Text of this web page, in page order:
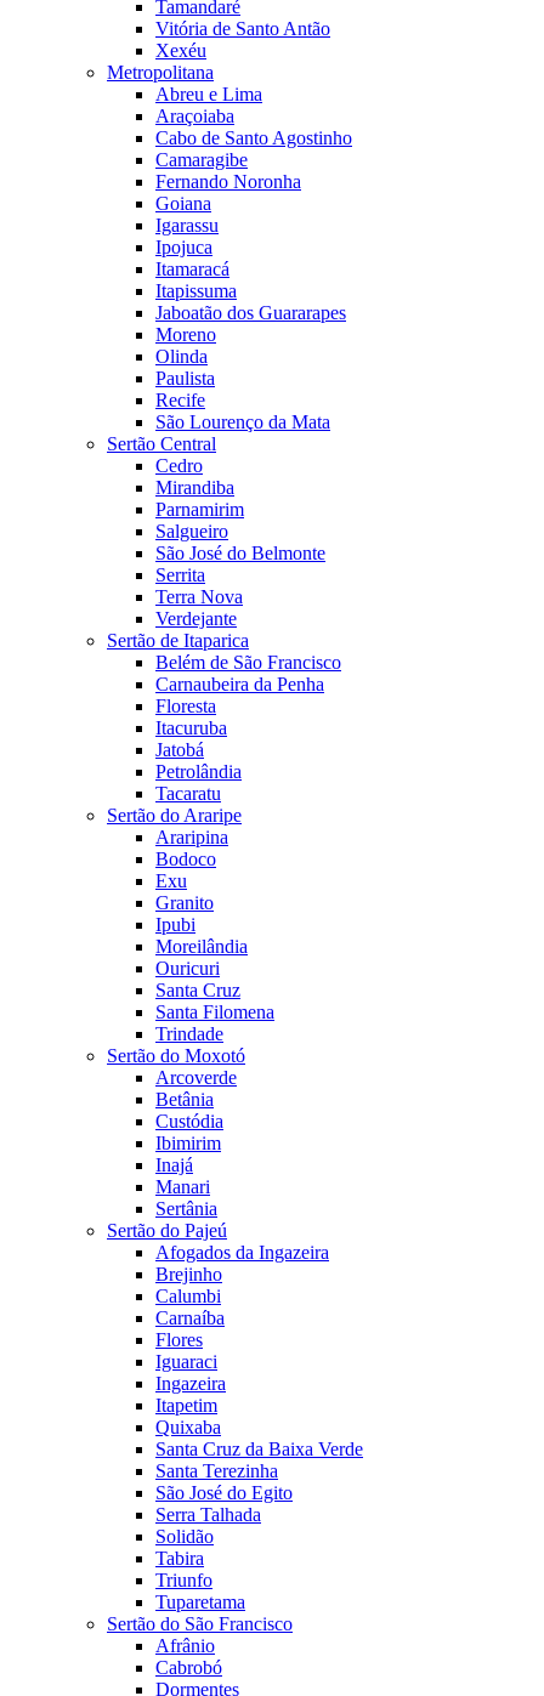
Tamandaré
Vitória de Santo Antão
Xexéu
Metropolitana
Abreu e Lima
Araçoiaba
Cabo de Santo Agostinho
Camaragibe
Fernando Noronha
Goiana
Igarassu
Ipojuca
Itamaracá
Itapissuma
Jaboatão dos Guararapes
Moreno
Olinda
Paulista
Recife
São Lourenço da Mata
Sertão Central
Cedro
Mirandiba
Parnamirim
Salgueiro
São José do Belmonte
Serrita
Terra Nova
Verdejante
Sertão de Itaparica
Belém de São Francisco
Carnaubeira da Penha
Floresta
Itacuruba
Jatobá
Petrolândia
Tacaratu
Sertão do Araripe
Araripina
Bodoco
Exu
Granito
Ipubi
Moreilândia
Ouricuri
Santa Cruz
Santa Filomena
Trindade
Sertão do Moxotó
Arcoverde
Betânia
Custódia
Ibimirim
Inajá
Manari
Sertânia
Sertão do Pajeú
Afogados da Ingazeira
Brejinho
Calumbi
Carnaíba
Flores
Iguaraci
Ingazeira
Itapetim
Quixaba
Santa Cruz da Baixa Verde
Santa Terezinha
São José do Egito
Serra Talhada
Solidão
Tabira
Triunfo
Tuparetama
Sertão do São Francisco
Afrânio
Cabrobó
Dormentes